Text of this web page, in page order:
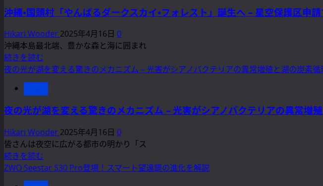
の
絶
景
体
ダ
カ
パ
ー
ク
の
沖縄・国頭村「やんばるダークスカイ・フォレスト」誕生へ – 星空保護区
Hikari Wooder 2025年4月16日 0
沖縄本島最北端、豊かな森と海に囲まれ
続きを読む
縄・
国
頭
村
「や
ん
ば
ダ
夜の光が湖を変える驚きのメカニズム – 光害がシアノバクテリアの異常増殖と湖の炭素循
夜の光が湖を変える驚きのメカニズム – 光害がシアノバクテリアの異常増
Hikari Wooder 2025年4月16日 0
皆さんは夜空に広がる都市の明かり「ス
続きを読む
の
光
ZWO Seestar S30 Pro登場！スマート望遠鏡の進化を解説